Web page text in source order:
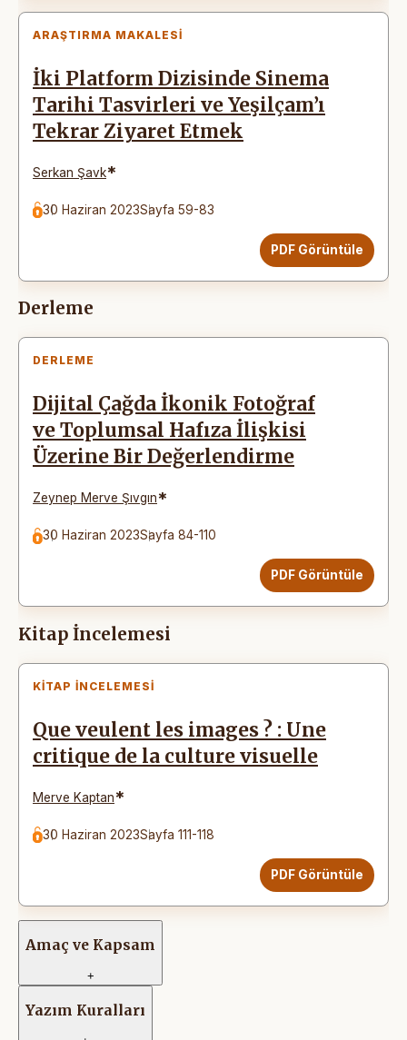
ARAŞTIRMA MAKALESI
İki Platform Dizisinde Sinema
Tarihi Tasvirleri ve Yeşilçam’ı
Tekrar Ziyaret Etmek
Serkan Şavk*
30 Haziran 2023Sayfa 59-83
PDF Görüntüle
Derleme
DERLEME
Dijital Çağda İkonik Fotoğraf
ve Toplumsal Hafıza İlişkisi
Üzerine Bir Değerlendirme
Zeynep Merve Şıvgın*
30 Haziran 2023Sayfa 84-110
PDF Görüntüle
Kitap İncelemesi
KITAP İNCELEMESI
Que veulent les images ? : Une
critique de la culture visuelle
Merve Kaptan*
30 Haziran 2023Sayfa 111-118
PDF Görüntüle
Amaç ve Kapsam
+
Yazım Kuralları